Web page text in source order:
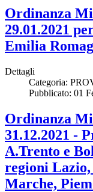
Ordinanza
29.01.2021
Emilia
Dettagli
Categoria:
Pubblicato: 01
Ordinanza
31.12.2021 -
A.Trento e
regioni
Marche,